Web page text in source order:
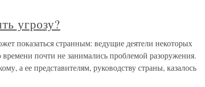
угрозу?
показаться странным: ведущие деятели некоторых
времени почти не занимались проблемой разоружения.
а ее представителям, руководству страны, казалось